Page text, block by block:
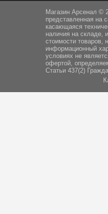
Магазин Арсенал ©
представленная на
касающаяся
наличия на складе,
стоимости товаров,
информационный
условиях не
офертой,
Статьи 437(2)